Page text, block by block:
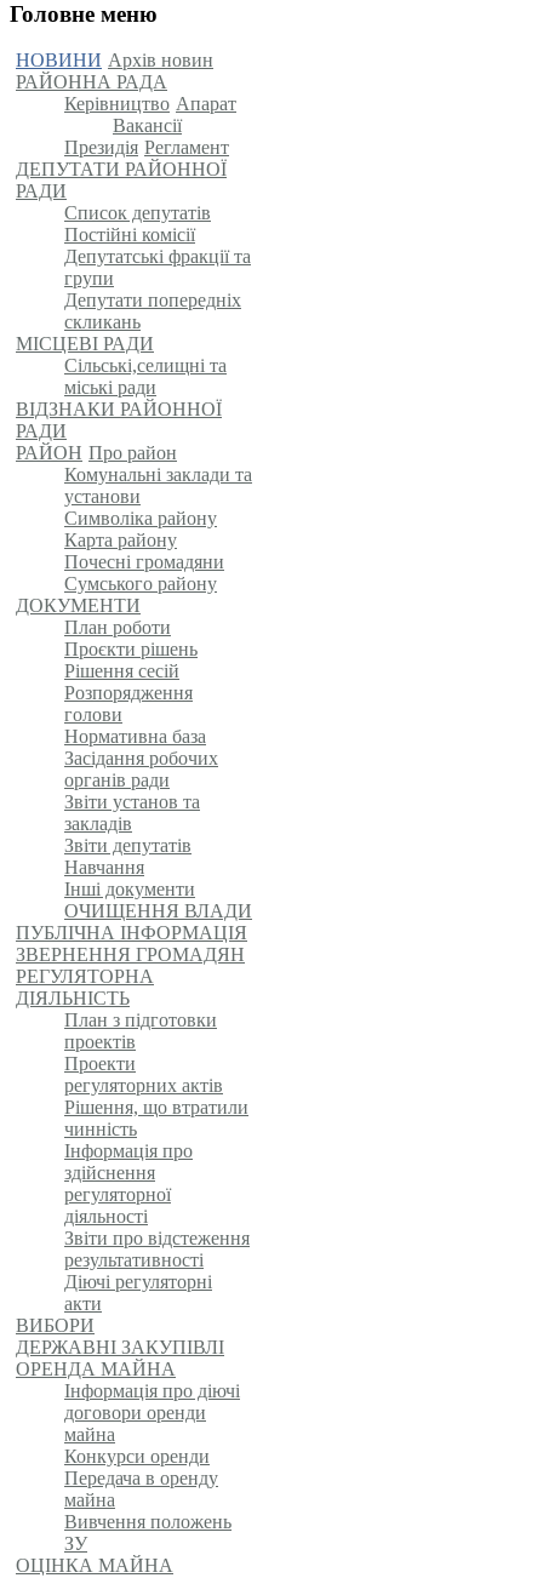
Головне меню
НОВИНИ Архів новин
РАЙОННА РАДА
Керівництво Апарат
Вакансії
Президія Регламент
ДЕПУТАТИ РАЙОННОЇ
РАДИ
Список депутатів
Постійні комісії
Депутатські фракції та
групи
Депутати попередніх
скликань
МІСЦЕВІ РАДИ
Сільські,селищні та
міські ради
ВІДЗНАКИ РАЙОННОЇ
РАДИ
РАЙОН Про район
Комунальні заклади та
установи
Символіка району
Карта району
Почесні громадяни
Сумського району
ДОКУМЕНТИ
План роботи
Проєкти рішень
Рішення сесій
Розпорядження
голови
Нормативна база
Засідання робочих
органів ради
Звіти установ та
закладів
Звіти депутатів
Навчання
Інші документи
ОЧИЩЕННЯ ВЛАДИ
ПУБЛІЧНА ІНФОРМАЦІЯ
ЗВЕРНЕННЯ ГРОМАДЯН
РЕГУЛЯТОРНА
ДІЯЛЬНІСТЬ
План з підготовки
проектів
Проекти
регуляторних актів
Рішення, що втратили
чинність
Інформація про
здійснення
регуляторної
діяльності
Звіти про відстеження
результативності
Діючі регуляторні
акти
ВИБОРИ
ДЕРЖАВНІ ЗАКУПІВЛІ
ОРЕНДА МАЙНА
Інформація про діючі
договори оренди
майна
Конкурси оренди
Передача в оренду
майна
Вивчення положень
ЗУ
ОЦІНКА МАЙНА